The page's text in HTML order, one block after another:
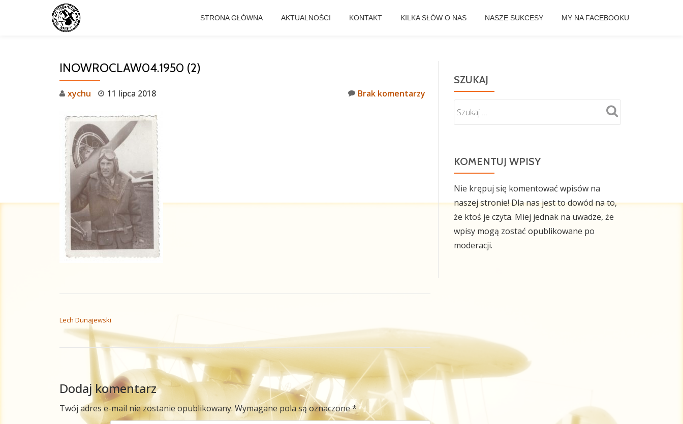
STRONA GŁÓWNA AKTUALNOŚCI KONTAKT KILKA SŁÓW O NAS NASZE SUKCESY MY NA FACEBOOKU
INOWROCLAW04.1950 (2)
xychu 11 lipca 2018 Brak komentarzy
Lech Dunajewski
Dodaj komentarz
Twój adres e-mail nie zostanie opublikowany. Wymagane pola są oznaczone*
SZUKAJ
KOMENTUJ WPISY
Nie krępuj się komentować wpisów na
naszej stronie! Dla nas jest to dowód na to,
że ktoś je czyta. Miej jednak na uwadze, że
wpisy mogą zostać opublikowane po
moderacji.